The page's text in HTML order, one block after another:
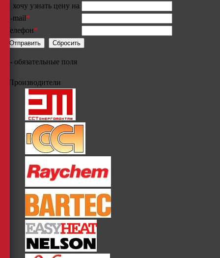
Я хочу узнать цену на
E-mail*
Телефон*
- обязательные поля
Производители